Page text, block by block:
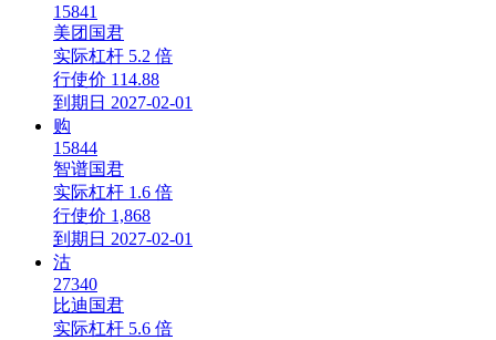
15841
美团国君
实际杠杆 5.2 倍
行使价 114.88
到期日 2027-02-01
购
15844
智谱国君
实际杠杆 1.6 倍
行使价 1,868
到期日 2027-02-01
沽
27340
比迪国君
实际杠杆 5.6 倍